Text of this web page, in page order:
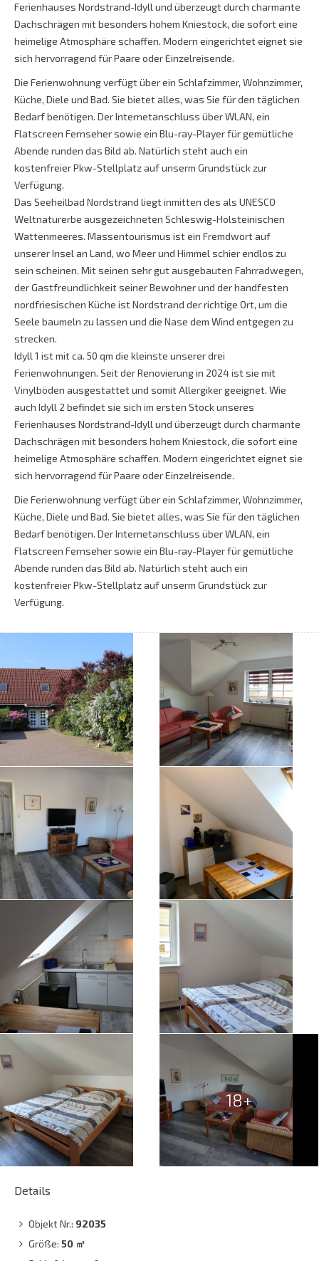
Ferienhauses Nordstrand-Idyll und überzeugt durch charmante
Dachschrägen mit besonders hohem Kniestock, die sofort eine
heimelige Atmosphäre schaffen. Modern eingerichtet eignet sie
sich hervorragend für Paare oder Einzelreisende.
Die Ferienwohnung verfügt über ein Schlafzimmer, Wohnzimmer,
Küche, Diele und Bad. Sie bietet alles, was Sie für den täglichen
Bedarf benötigen. Der Internetanschluss über WLAN, ein
Flatscreen Fernseher sowie ein Blu-ray-Player für gemütliche
Abende runden das Bild ab. Natürlich steht auch ein
kostenfreier Pkw-Stellplatz auf unserm Grundstück zur
Verfügung.
Das Seeheilbad Nordstrand liegt inmitten des als UNESCO
Weltnaturerbe ausgezeichneten Schleswig-Holsteinischen
Wattenmeeres. Massentourismus ist ein Fremdwort auf
unserer Insel an Land, wo Meer und Himmel schier endlos zu
sein scheinen. Mit seinen sehr gut ausgebauten Fahrradwegen,
der Gastfreundlichkeit seiner Bewohner und der handfesten
nordfriesischen Küche ist Nordstrand der richtige Ort, um die
Seele baumeln zu lassen und die Nase dem Wind entgegen zu
strecken.
Idyll 1 ist mit ca. 50 qm die kleinste unserer drei
Ferienwohnungen. Seit der Renovierung in 2024 ist sie mit
Vinylböden ausgestattet und somit Allergiker geeignet. Wie
auch Idyll 2 befindet sie sich im ersten Stock unseres
Ferienhauses Nordstrand-Idyll und überzeugt durch charmante
Dachschrägen mit besonders hohem Kniestock, die sofort eine
heimelige Atmosphäre schaffen. Modern eingerichtet eignet sie
sich hervorragend für Paare oder Einzelreisende.
Die Ferienwohnung verfügt über ein Schlafzimmer, Wohnzimmer,
Küche, Diele und Bad. Sie bietet alles, was Sie für den täglichen
Bedarf benötigen. Der Internetanschluss über WLAN, ein
Flatscreen Fernseher sowie ein Blu-ray-Player für gemütliche
Abende runden das Bild ab. Natürlich steht auch ein
kostenfreier Pkw-Stellplatz auf unserm Grundstück zur
Verfügung.
18+
Details
Objekt Nr.: 92035
Größe: 50 ㎡